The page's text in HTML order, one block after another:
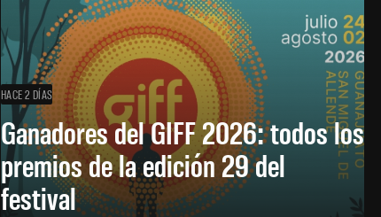
HACE 2 DÍAS
Ganadores del GIFF 2026: todos los
premios de la edición 29 del
festival